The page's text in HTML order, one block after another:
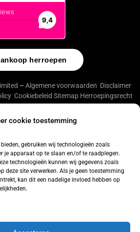
cookie toestemming
gebruiken wij technologieën zoals
je apparaat op te slaan en/of te raadplegen.
technologieën kunnen wij gegevens zoals
deze site verwerken. Als je geen toestemming
kan dit een nadelige invloed hebben op
herroepen
– Algemene voorwaarden Disclaimer
Cookiebeleid Sitemap Herroepingsrecht
lingeriebym.nl/ bij
WebwinkelKeur